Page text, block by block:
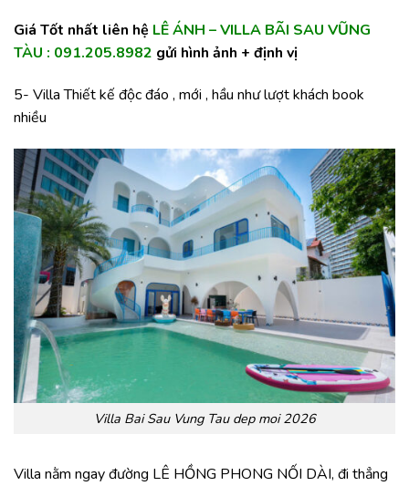
Giá Tốt nhất liên hệ LÊ ÁNH – VILLA BÃI SAU VŨNG
TÀU : 091.205.8982 gửi hình ảnh + định vị
5- Villa Thiết kế độc đáo , mới , hầu như lượt khách book
nhiều
Villa Bai Sau Vung Tau dep moi 2026
Villa nằm ngay đường LÊ HỒNG PHONG NỐI DÀI, đi thẳng